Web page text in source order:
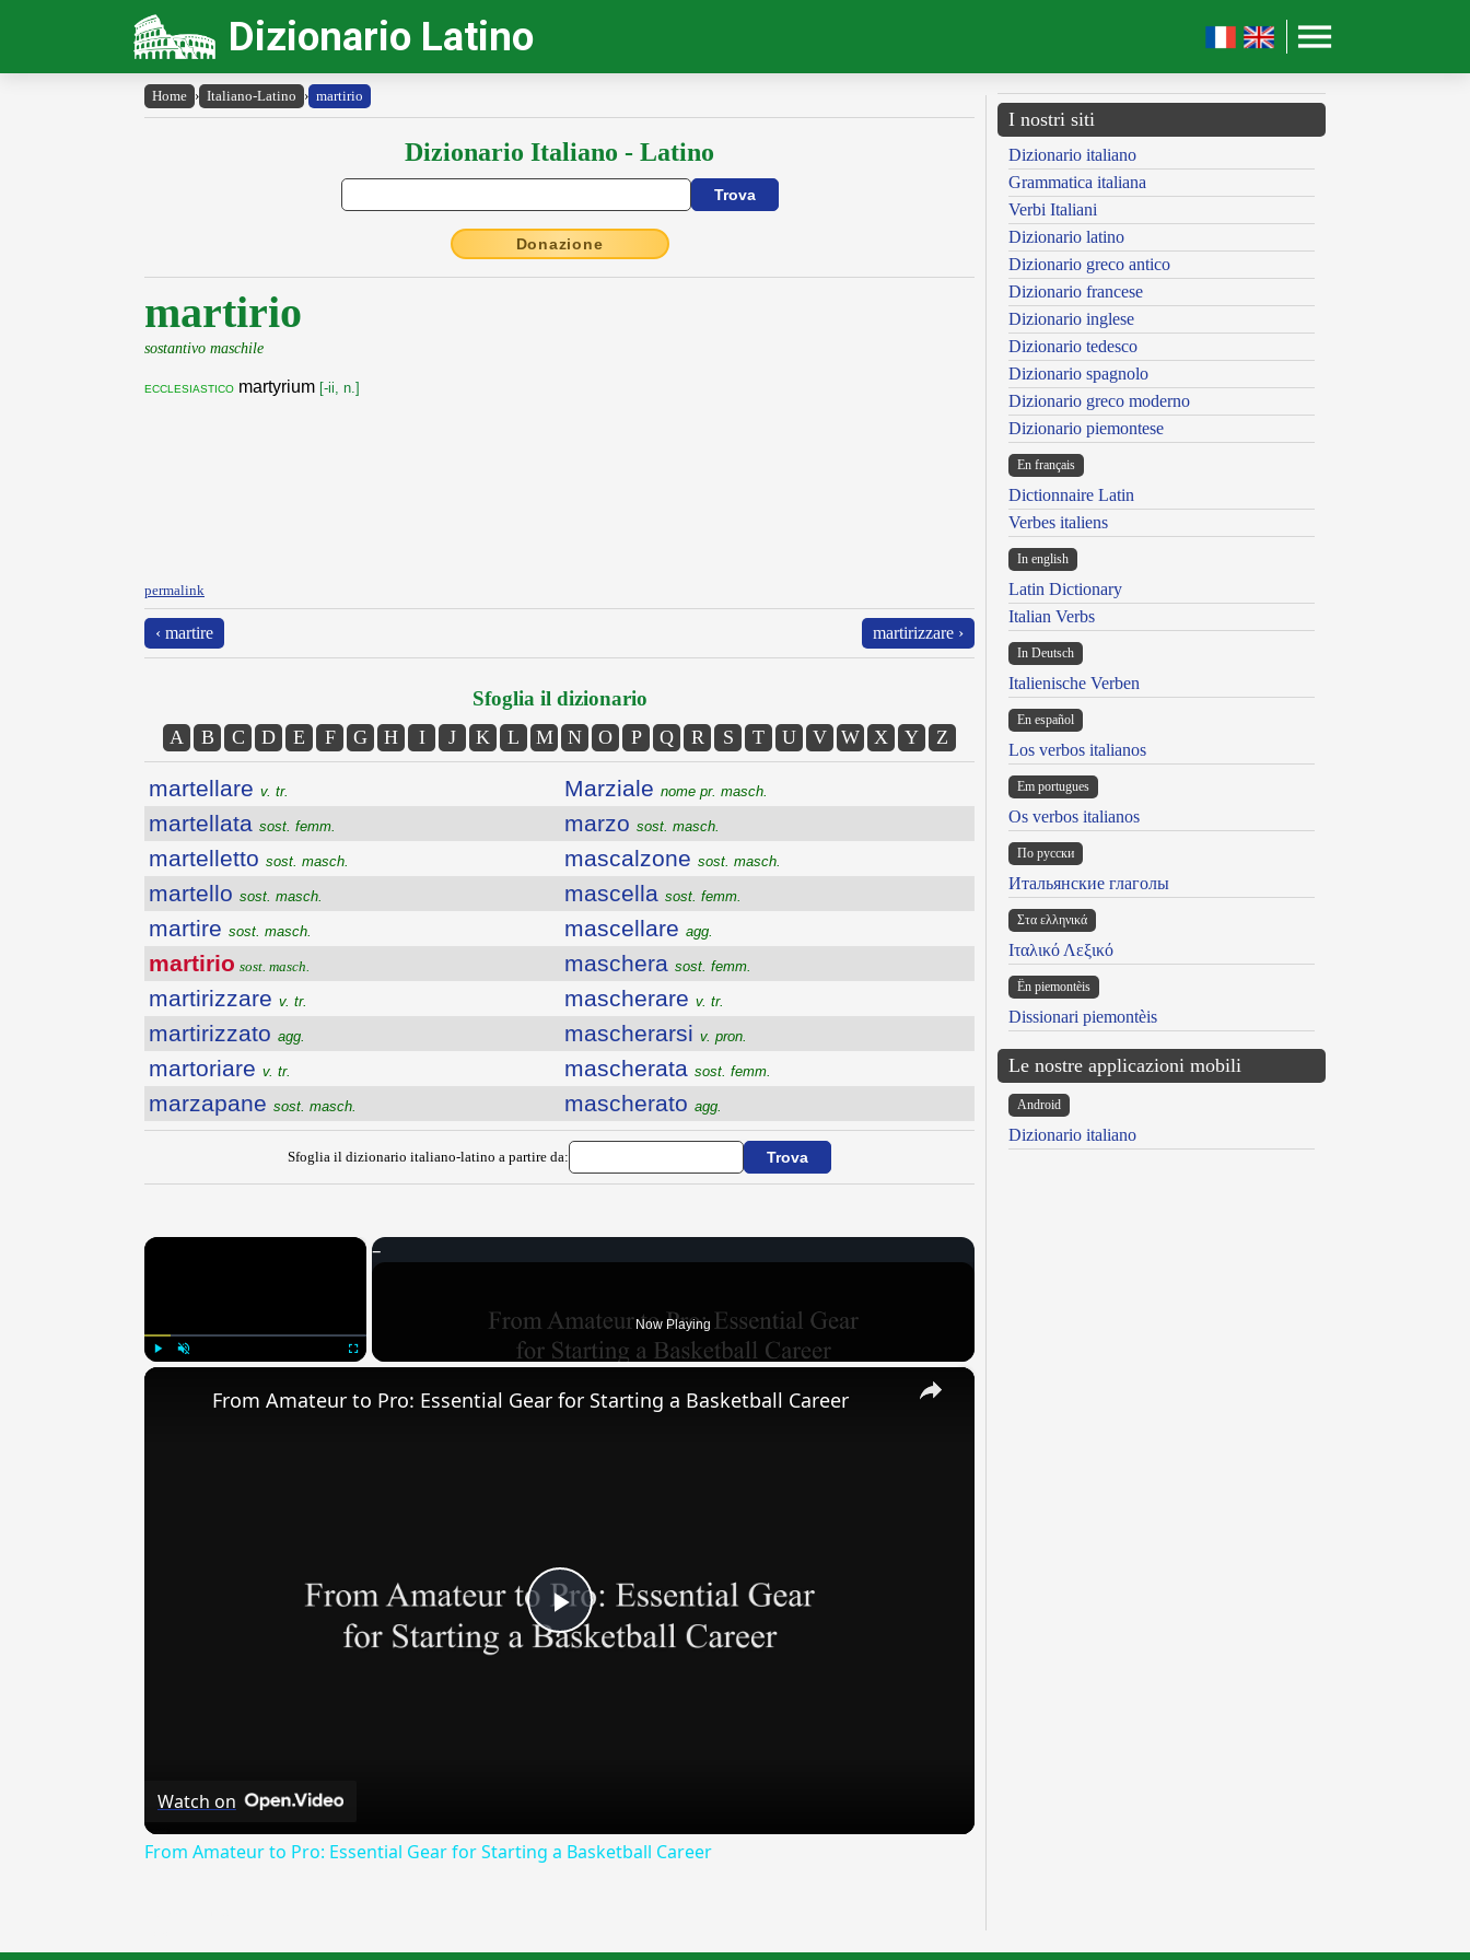
Dizionario Latino
Home › Italiano-Latino › martirio
Dizionario Italiano - Latino
Donazione
martirio
sostantivo maschile
ecclesiastico martyrium [-ii, n.]
permalink
‹ martire martirizzare ›
Sfoglia il dizionario
A B C D E F G H I J K L M N O P Q R S T U V W X Y Z
martellare v. tr.
martellata sost. femm.
martelletto sost. masch.
martello sost. masch.
martire sost. masch.
martirio sost. masch.
martirizzare v. tr.
martirizzato agg.
martoriare v. tr.
marzapane sost. masch.
Marziale nome pr. masch.
marzo sost. masch.
mascalzone sost. masch.
mascella sost. femm.
mascellare agg.
maschera sost. femm.
mascherare v. tr.
mascherarsi v. pron.
mascherata sost. femm.
mascherato agg.
Sfoglia il dizionario italiano-latino a partire da:
×
Now Playing
×
Play
From Amateur to Pro: Essential Gear for Starting a Basketball Career
Watch on
From Amateur to Pro: Essential Gear for Starting a Basketball Career
I nostri siti
Dizionario italiano
Grammatica italiana
Verbi Italiani
Dizionario latino
Dizionario greco antico
Dizionario francese
Dizionario inglese
Dizionario tedesco
Dizionario spagnolo
Dizionario greco moderno
Dizionario piemontese
En français
Dictionnaire Latin
Verbes italiens
In english
Latin Dictionary
Italian Verbs
In Deutsch
Italienische Verben
En español
Los verbos italianos
Em portugues
Os verbos italianos
По русски
Итальянские глаголы
Στα ελληνικά
Ιταλικό Λεξικό
Ën piemontèis
Dissionari piemontèis
Le nostre applicazioni mobili
Android
Dizionario italiano